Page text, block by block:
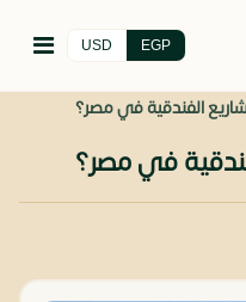
EGP
USD
الفندقية في مصر؟
في مصر؟